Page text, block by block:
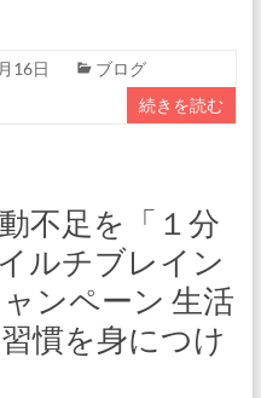
16日
ブログ
続きを読む
不足を「１分
ルチブレイン
ンペーン 生活
慣を身につけ